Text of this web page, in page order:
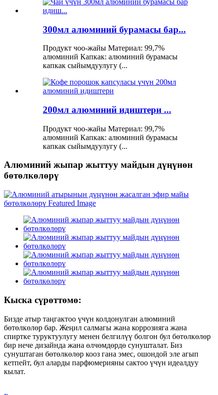
300мл алюминий бурамасы бар...
Продукт чоо-жайы Материал: 99,7%
алюминий Капкак: алюминий бурамасы
капкак сыйымдуулугу (...
200мл алюминий идиштери ...
Продукт чоо-жайы Материал: 99,7%
алюминий Капкак: алюминий бурамасы
капкак сыйымдуулугу (...
Алюминий жыпар жыттуу майдын дүңүнөн
бөтөлкөлөрү
Кыска сүрөттөмө:
Бизде атыр таңгактоо үчүн колдонулган алюминий
бөтөлкөлөр бар. Жеңил салмагы жана коррозияга жана
спиртке туруктуулугу менен белгилүү болгон бул бөтөлкөлөр
бир нече дизайнда жана өлчөмдөрдө сунушталат. Биз
сунуштаган бөтөлкөлөр кооз гана эмес, ошондой эле агып
кетпейт, бул аларды парфюмерияны сактоо үчүн идеалдуу
кылат.